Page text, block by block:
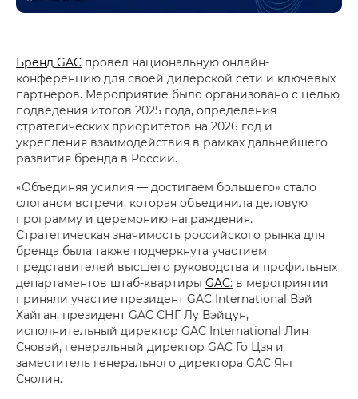
Бренд GAC провёл национальную онлайн-
конференцию для своей дилерской сети и ключевых
партнёров. Мероприятие было организовано с целью
подведения итогов 2025 года, определения
стратегических приоритетов на 2026 год и
укрепления взаимодействия в рамках дальнейшего
развития бренда в России.
«Объединяя усилия — достигаем большего» стало
слоганом встречи, которая объединила деловую
программу и церемонию награждения.
Стратегическая значимость российского рынка для
бренда была также подчеркнута участием
представителей высшего руководства и профильных
департаментов штаб-квартиры GAC: в мероприятии
приняли участие президент GAC International Вэй
Хайган, президент GAC СНГ Лу Вэйцун,
исполнительный директор GAC International Лин
Сяовэй, генеральный директор GAC Го Цзя и
заместитель генерального директора GAC Янг
Сяолин.